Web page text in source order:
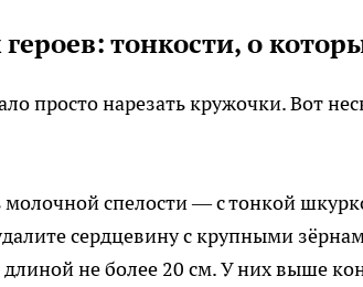
тонкости, о
просто нарезать кружочки. Вот
молочной спелости — с тонкой
сердцевину с крупными
не более 20 см. У них выше